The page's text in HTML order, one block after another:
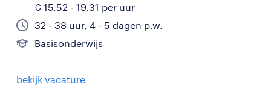
€ 15,52 - 19,31 per uur
32 - 38 uur, 4 - 5 dagen p.w.
Basisonderwijs
bekijk vacature